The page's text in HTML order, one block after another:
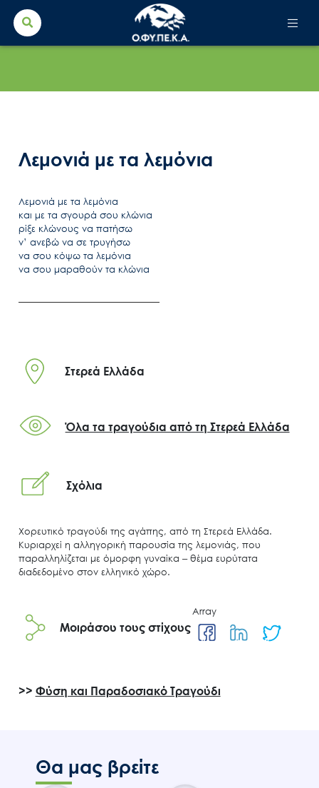
Search
for:
Νέα – Δημοσιότητα
Άξονες δράσης
Λεμονιά με τα λεμόνια
Λεμονιά με τα λεμόνια
και με τα σγουρά σου κλώνια
ρίξε κλώνους να πατήσω
ν’ ανεβώ να σε τρυγήσω
να σου κόψω τα λεμόνια
να σου μαραθούν τα κλώνια
Στερεά Ελλάδα
Όλα τα τραγούδια από τη Στερεά Ελλάδα
Σχόλια
Χορευτικό τραγούδι της αγάπης, από τη Στερεά Ελλάδα.
Κυριαρχεί η αλληγορική παρουσία της λεμονιάς, που
παραλληλίζεται με όμορφη γυναίκα ‒ θέμα ευρύτατα
διαδεδομένο στον ελληνικό χώρο.
Μοιράσου τους στίχους
Array
>> Φύση και Παραδοσιακό Τραγούδι
Θα μας βρείτε